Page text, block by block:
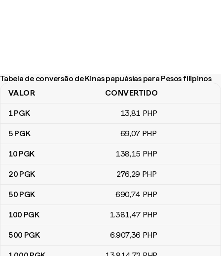
Tabela de conversão de Kinas papuásias para Pesos filipinos
Tabela de conversão de Kinas papuásias para Pesos filipinos
VALOR CONVERTIDO
1PGK 13,81 PHP
5 PGK 69,07 PHP
10 PGK 138,15 PHP
20 PGK 276,29 PHP
50 PGK 690,74 PHP
100 PGK 1.381,47 PHP
500 PGK 6.907,36 PHP